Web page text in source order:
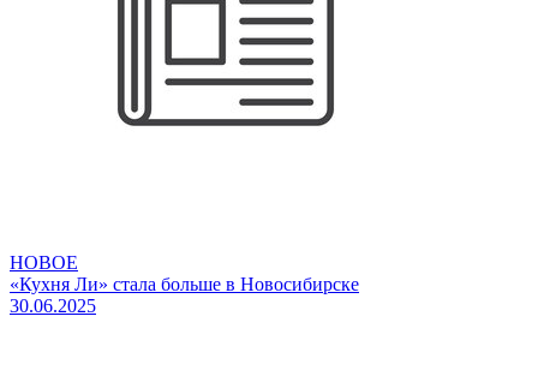
НОВОЕ
«Кухня Ли» стала больше в Новосибирске
30.06.2025